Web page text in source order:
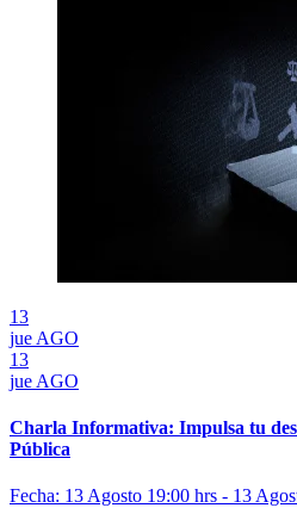
13
jue AGO
13
jue AGO
Charla Informativa: Impulsa tu
Pública
Fecha: 13 Agosto 19:00 hrs - 13